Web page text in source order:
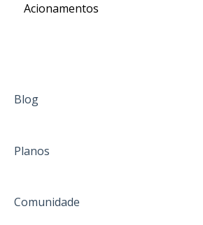
Acionamentos
Blog
Planos
Comunidade